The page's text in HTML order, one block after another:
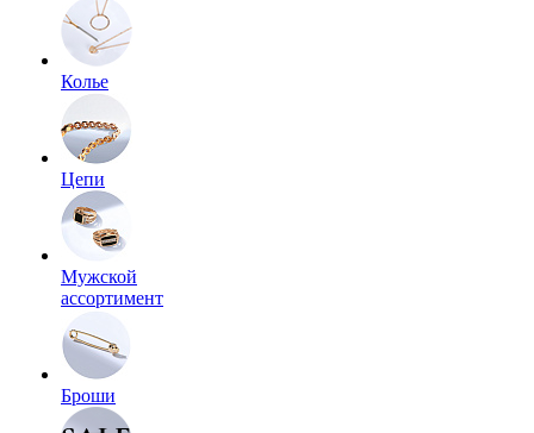
Колье
Цепи
Мужской
ассортимент
Броши